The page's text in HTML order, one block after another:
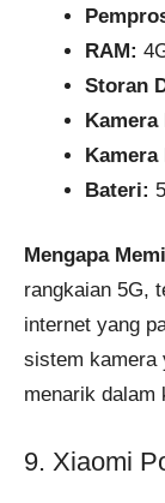
RAM:
Storan
Kamera
Kamera
Bateri:
Mengapa
rangkaian 5G,
internet yang
sistem kamera
menarik dalam
9. Xiaomi